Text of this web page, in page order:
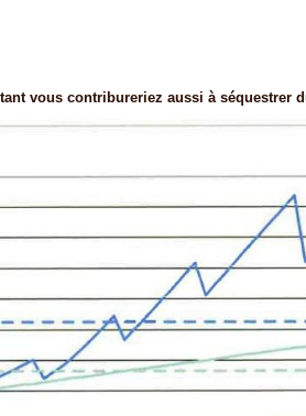
vous contribureriez aussi à séquestrer